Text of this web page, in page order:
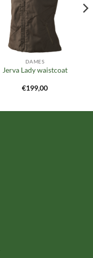
DAMES
Jerva Lady waistcoat
€199,00